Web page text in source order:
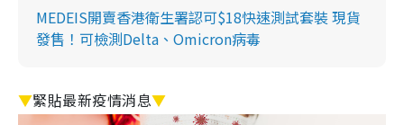
MEDEIS開賣香港衛生署認可$18快速測試套裝 現貨
發售！可檢測Delta、Omicron病毒
▼緊貼最新疫情消息▼